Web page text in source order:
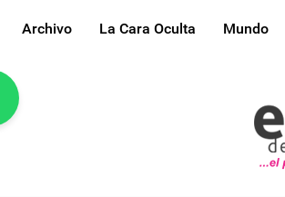
Archivo La Cara Oculta Mundo